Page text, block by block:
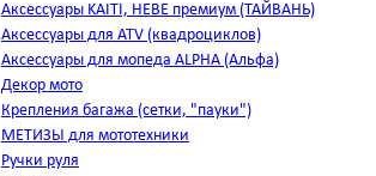
Аксессуары KAITI, HEBE премиум (ТАЙВАНЬ)
Аксессуары для ATV (квадроциклов)
Аксессуары для мопеда ALPHA (Альфа)
Декор мото
Крепления багажа (сетки, "пауки")
МЕТИЗЫ для мототехники
Ручки руля